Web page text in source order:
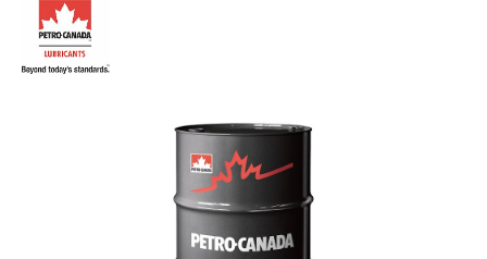
Bildergalerie überspringen